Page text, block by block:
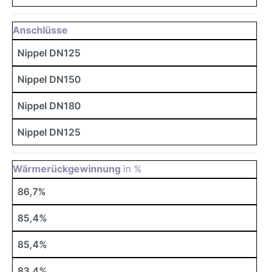
Anschlüsse
Nippel DN125
Nippel DN150
Nippel DN180
Nippel DN125
Wärmerückgewinnung in %
86,7%
85,4%
85,4%